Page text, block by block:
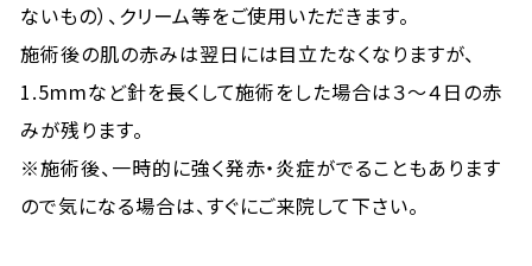
ないもの）、クリーム等をご使用いただきます。
施術後の肌の赤みは翌日には目立たなくなりますが、
1.5mmなど針を長くして施術をした場合は３〜４日の赤
みが残ります。
※施術後、一時的に強く発赤・炎症がでることもあります
ので気になる場合は、すぐにご来院して下さい。